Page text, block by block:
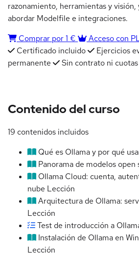
razonamiento, herramientas y visión,
abordar Modelfile e integraciones.
Comprar por 1 €
Acceso con
Certificado incluido
Ejercicios
permanente
Sin contrato ni cuotas
Contenido del curso
19 contenidos incluidos
Qué es Ollama y por qué
Panorama de modelos open
Ollama Cloud: cuenta,
nube Lección
Arquitectura de Ollama:
Lección
Test de introducción a
Instalación de Ollama en
Lección